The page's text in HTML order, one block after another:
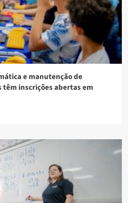
e manutenção de
inscrições abertas em